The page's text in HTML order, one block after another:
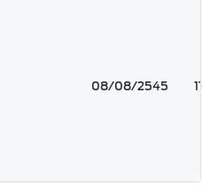
08/08/2545